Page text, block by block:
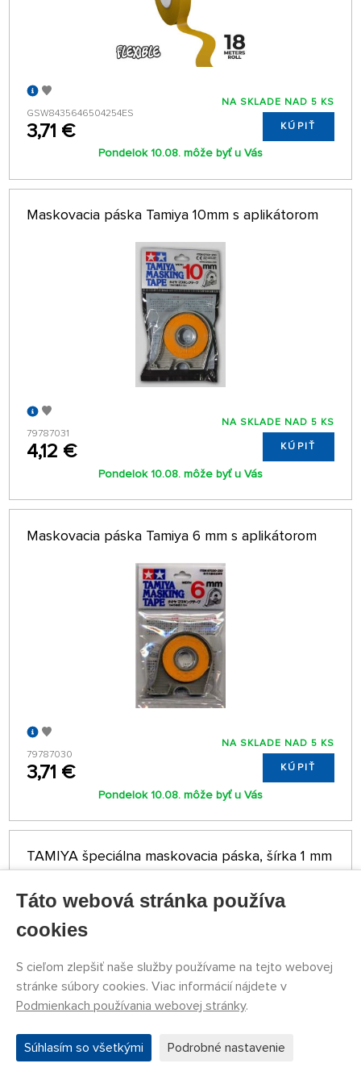
GSW8435646504254ES
3,71 €
NA SKLADE NAD 5 KS
KÚPIŤ
Pondelok 10.08. môže byť u Vás
Maskovacia páska Tamiya 10mm s aplikátorom
79787031
4,12 €
NA SKLADE NAD 5 KS
KÚPIŤ
Pondelok 10.08. môže byť u Vás
Maskovacia páska Tamiya 6 mm s aplikátorom
79787030
3,71 €
NA SKLADE NAD 5 KS
KÚPIŤ
Pondelok 10.08. môže byť u Vás
TAMIYA špeciálna maskovacia páska, šírka 1 mm
Táto webová stránka používa
cookies
S cieľom zlepšiť naše služby používame na tejto webovej
stránke súbory cookies. Viac informácií nájdete v
Podmienkach používania webovej stránky.
Súhlasím so všetkými Podrobné nastavenie